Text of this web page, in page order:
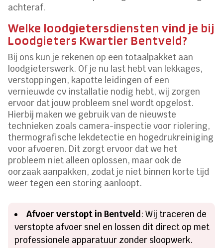
achteraf.
Welke loodgietersdiensten vind je bij
Loodgieters Kwartier Bentveld?
Bij ons kun je rekenen op een totaalpakket aan
loodgieterswerk. Of je nu last hebt van lekkages,
verstoppingen, kapotte leidingen of een
vernieuwde cv installatie nodig hebt, wij zorgen
ervoor dat jouw probleem snel wordt opgelost.
Hierbij maken we gebruik van de nieuwste
technieken zoals camera-inspectie voor riolering,
thermografische lekdetectie en hogedrukreiniging
voor afvoeren. Dit zorgt ervoor dat we het
probleem niet alleen oplossen, maar ook de
oorzaak aanpakken, zodat je niet binnen korte tijd
weer tegen een storing aanloopt.
Afvoer verstopt in Bentveld: Wij traceren de
verstopte afvoer snel en lossen dit direct op met
professionele apparatuur zonder sloopwerk.